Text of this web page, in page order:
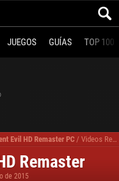
JUEGOS GUÍAS TOP 100
Evil HD Remaster PC/ Videos Resident Evil HD Remaster
Remaster
de 2015